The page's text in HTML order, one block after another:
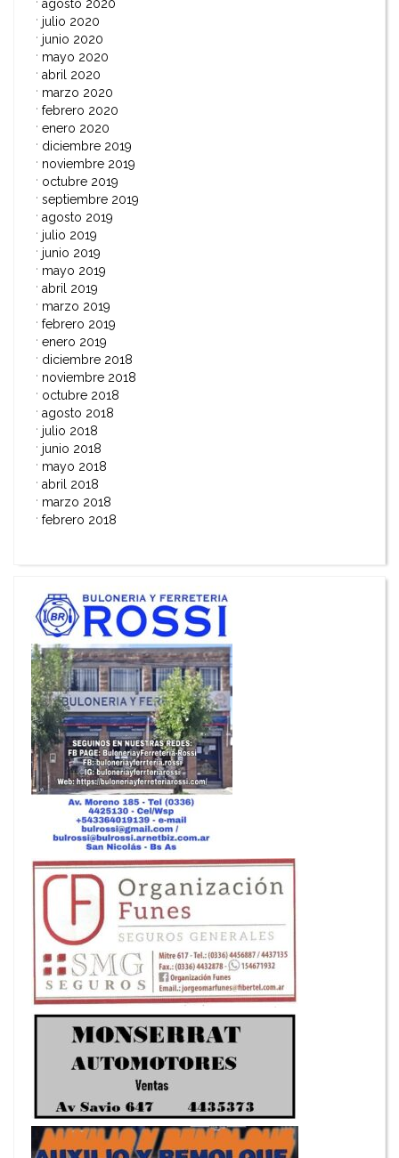
agosto 2020
julio 2020
junio 2020
mayo 2020
abril 2020
marzo 2020
febrero 2020
enero 2020
diciembre 2019
noviembre 2019
octubre 2019
septiembre 2019
agosto 2019
julio 2019
junio 2019
mayo 2019
abril 2019
marzo 2019
febrero 2019
enero 2019
diciembre 2018
noviembre 2018
octubre 2018
agosto 2018
julio 2018
junio 2018
mayo 2018
abril 2018
marzo 2018
febrero 2018